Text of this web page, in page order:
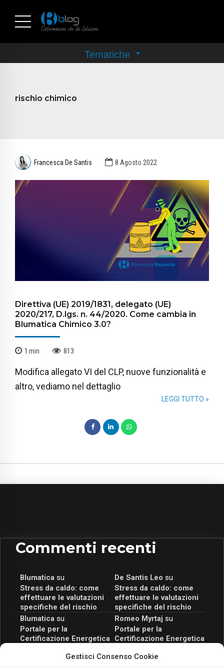
Gestisci Consenso Cookie
rischio chimico
Francesca De Santis 8 Agosto 2022
Direttiva (UE) 2019/1831, delegato (UE)
2020/217, D.lgs. n. 44/2020. Come cambia in
Blumatica Chimico 3.0?
1 min 813
Modifica allegato VI del CLP, nuove funzionalità e
altro, vediamo nel dettaglio
LEGGI TUTTO »
Commenti recenti
Blumaticasu
Stress da caldo: come
effettuare le valutazioni
specifiche del rischio
De Santis Leo su
Stress da caldo: come
effettuare le valutazioni
specifiche del rischio
Blumaticasu
Portale per la
Certificazione Energetica
scopri il Corso Blumatica
Romeo Myrtaj su
Portale per la
Certificazione Energetica
scopri il Corso Blumatica